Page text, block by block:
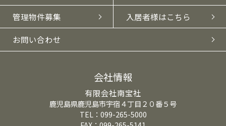
管理物件募集 入居者様はこちら
お問い合わせ
会社情報
有限会社南宝社
鹿児島県鹿児島市宇宿４丁目２０番５号
TEL：099-265-5000